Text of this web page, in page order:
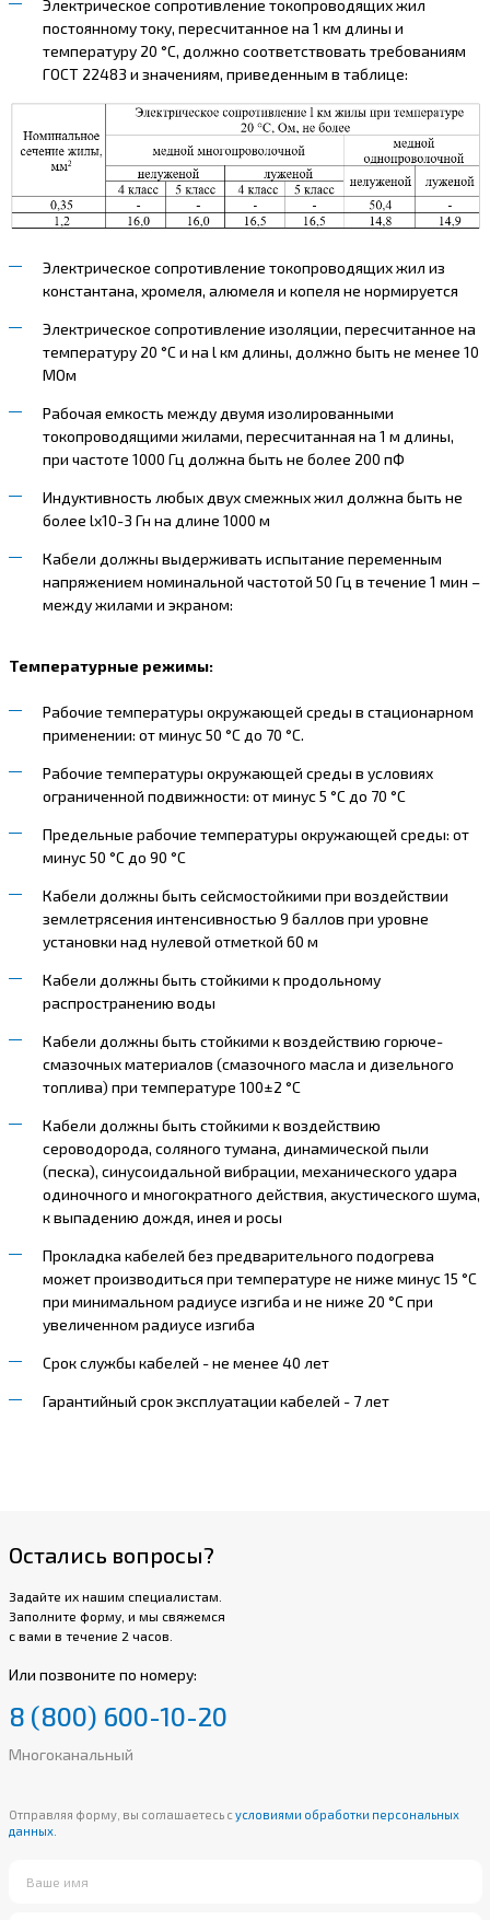
Электрическое сопротивление токопроводящих жил
постоянному току, пересчитанное на 1 км длины и
температуру 20 °С, должно соответствовать требованиям
ГОСТ 22483 и значениям, приведенным в таблице:
Электрическое сопротивление токопроводящих жил из
константана, хромеля, алюмеля и копеля не нормируется
Электрическое сопротивление изоляции, пересчитанное на
температуру 20 °С и на l км длины, должно быть не менее 10
МОм
Рабочая емкость между двумя изолированными
токопроводящими жилами, пересчитанная на 1 м длины,
при частоте 1000 Гц должна быть не более 200 пФ
Индуктивность любых двух смежных жил должна быть не
более lх10-3 Гн на длине 1000 м
Кабели должны выдерживать испытание переменным
напряжением номинальной частотой 50 Гц в течение 1 мин –
между жилами и экраном:
Температурные режимы:
Рабочие температуры окружающей среды в стационарном
применении: от минус 50 °С до 70 °С.
Рабочие температуры окружающей среды в условиях
ограниченной подвижности: от минус 5 °С до 70 °С
Предельные рабочие температуры окружающей среды: от
минус 50 °С до 90 °С
Кабели должны быть сейсмостойкими при воздействии
землетрясения интенсивностью 9 баллов при уровне
установки над нулевой отметкой 60 м
Кабели должны быть стойкими к продольному
распространению воды
Кабели должны быть стойкими к воздействию горюче-
смазочных материалов (смазочного масла и дизельного
топлива) при температуре 100±2 °С
Кабели должны быть стойкими к воздействию
сероводорода, соляного тумана, динамической пыли
(песка), синусоидальной вибрации, механического удара
одиночного и многократного действия, акустического шума,
к выпадению дождя, инея и росы
Прокладка кабелей без предварительного подогрева
может производиться при температуре не ниже минус 15 °С
при минимальном радиусе изгиба и не ниже 20 °С при
увеличенном радиусе изгиба
Срок службы кабелей - не менее 40 лет
Гарантийный срок эксплуатации кабелей - 7 лет
Остались вопросы?
Задайте их нашим специалистам.
Заполните форму, и мы свяжемся
с вами в течение 2 часов.
Или позвоните по номеру:
8 (800) 600-10-20
Многоканальный
Отправляя форму, вы соглашаетесь с условиями обработки персональных
данных.